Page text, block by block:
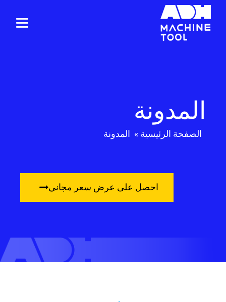
المدونة
الصفحة الرئيسية » المدونة
احصل على عرض سعر مجاني